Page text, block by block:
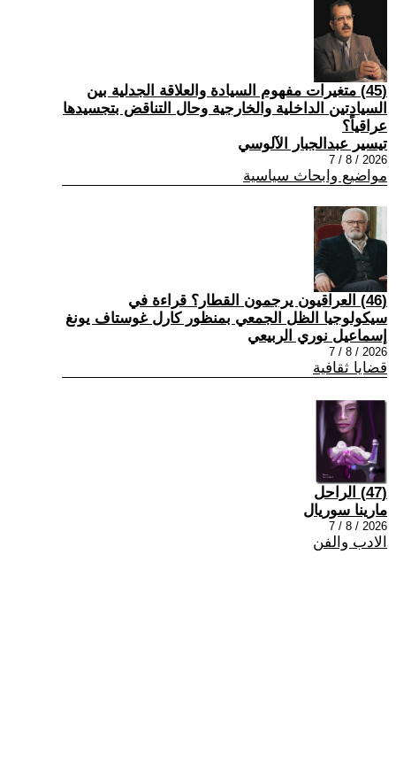
(45) متغيرات مفهوم السيادة والعلاقة الجدلية بين
السيادتين الداخلية والخارجية وحال التناقض بتجسيدها
عراقياً؟
تيسير عبدالجبار الآلوسي
2026 / 8 / 7
مواضيع وابحاث سياسية
(46) العراقيون يرجمون القطار؟ قراءة في
سيكولوجيا الظل الجمعي بمنظور كارل غوستاف يونغ
إسماعيل نوري الربيعي
2026 / 8 / 7
قضايا ثقافية
(47) الراحل
مارينا سوريال
2026 / 8 / 7
الادب والفن